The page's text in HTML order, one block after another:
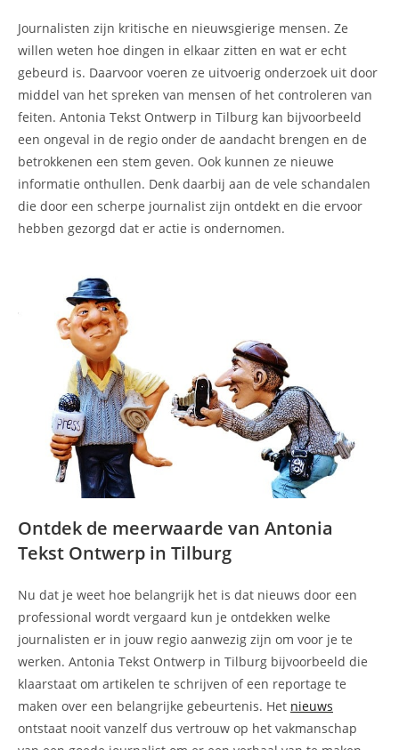
Journalisten zijn kritische en nieuwsgierige mensen. Ze
willen weten hoe dingen in elkaar zitten en wat er echt
gebeurd is. Daarvoor voeren ze uitvoerig onderzoek uit door
middel van het spreken van mensen of het controleren van
feiten. Antonia Tekst Ontwerp in Tilburg kan bijvoorbeeld
een ongeval in de regio onder de aandacht brengen en de
betrokkenen een stem geven. Ook kunnen ze nieuwe
informatie onthullen. Denk daarbij aan de vele schandalen
die door een scherpe journalist zijn ontdekt en die ervoor
hebben gezorgd dat er actie is ondernomen.
Ontdek de meerwaarde van Antonia
Tekst Ontwerp in Tilburg
Nu dat je weet hoe belangrijk het is dat nieuws door een
professional wordt vergaard kun je ontdekken welke
journalisten er in jouw regio aanwezig zijn om voor je te
werken. Antonia Tekst Ontwerp in Tilburg bijvoorbeeld die
klaarstaat om artikelen te schrijven of een reportage te
maken over een belangrijke gebeurtenis. Het nieuws
ontstaat nooit vanzelf dus vertrouw op het vakmanschap